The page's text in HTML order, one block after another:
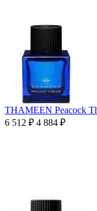
THAMEEN Peacock
6 512 ₽ 4 884 ₽